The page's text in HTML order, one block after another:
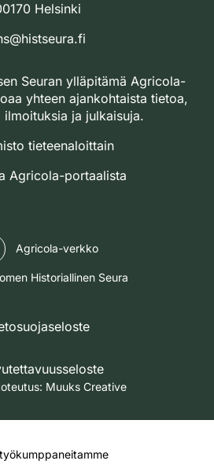
Helsinki
Seuran ylläpitämä Agricola-
yhteen ajankohtaista tietoa,
ilmoituksia ja julkaisuja.
tieteenaloittain
Agricola-portaalista
Agricola-verkko
Historiallinen Seura
Muuks Creative